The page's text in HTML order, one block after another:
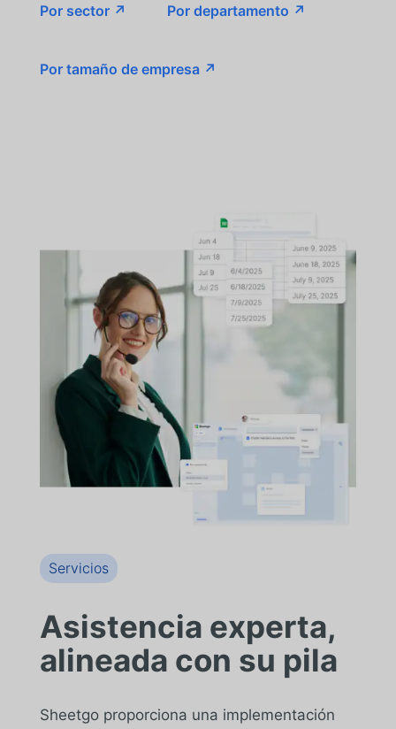
Por sector ↗ Por departamento ↗
Por tamaño de empresa ↗
Servicios
Asistencia experta,
alineada con su pila
Sheetgo proporciona una implementación